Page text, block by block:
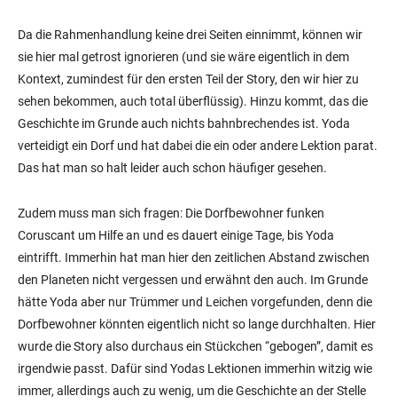
Da die Rahmenhandlung keine drei Seiten einnimmt, können wir
sie hier mal getrost ignorieren (und sie wäre eigentlich in dem
Kontext, zumindest für den ersten Teil der Story, den wir hier zu
sehen bekommen, auch total überflüssig). Hinzu kommt, das die
Geschichte im Grunde auch nichts bahnbrechendes ist. Yoda
verteidigt ein Dorf und hat dabei die ein oder andere Lektion parat.
Das hat man so halt leider auch schon häufiger gesehen.
Zudem muss man sich fragen: Die Dorfbewohner funken
Coruscant um Hilfe an und es dauert einige Tage, bis Yoda
eintrifft. Immerhin hat man hier den zeitlichen Abstand zwischen
den Planeten nicht vergessen und erwähnt den auch. Im Grunde
hätte Yoda aber nur Trümmer und Leichen vorgefunden, denn die
Dorfbewohner könnten eigentlich nicht so lange durchhalten. Hier
wurde die Story also durchaus ein Stückchen “gebogen”, damit es
irgendwie passt. Dafür sind Yodas Lektionen immerhin witzig wie
immer, allerdings auch zu wenig, um die Geschichte an der Stelle